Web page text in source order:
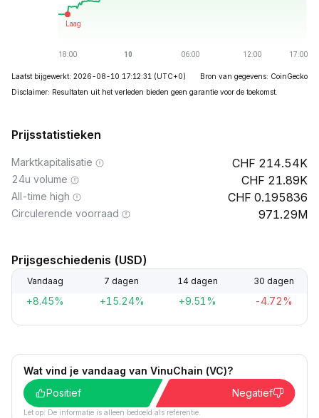
Laatst bijgewerkt: 2026-08-10 17:12:31 (UTC+0)
Bron van gegevens: CoinGecko
Disclaimer: Resultaten uit het verleden bieden geen garantie voor de toekomst.
Prijsstatistieken
Marktkapitalisatie 214.54K
24u volume 21.89K
All-time high 0.195836
Circulerende voorraad 971.29M
Prijsgeschiedenis (USD)
Vandaag 7 dagen 14 dagen 30 dagen
+8.45% +15.24% +9.51% -4.72%
Wat vind je vandaag van VinuChain (VC)?
Positief
Negatief
Let op: De informatie is alleen bedoeld als referentie.